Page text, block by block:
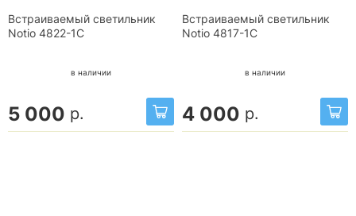
Встраиваемый светильник
Notio 4822-1C
в наличии
5 000 р.
Встраиваемый светильник
Notio 4817-1C
в наличии
4 000 р.